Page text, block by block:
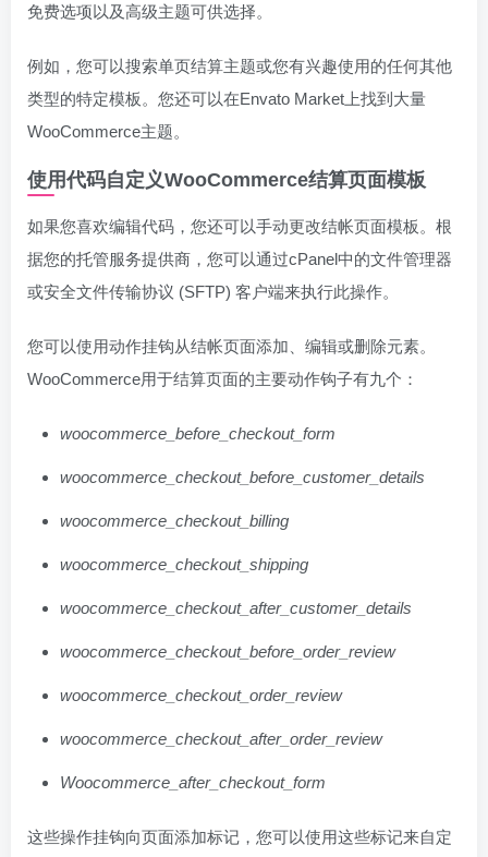
免费选项以及高级主题可供选择。
例如，您可以搜索单页结算主题或您有兴趣使用的任何其他
类型的特定模板。您还可以在Envato Market上找到大量
WooCommerce主题。
使用代码自定义WooCommerce结算页面模板
如果您喜欢编辑代码，您还可以手动更改结帐页面模板。根
据您的托管服务提供商，您可以通过cPanel中的文件管理器
或安全文件传输协议 (SFTP) 客户端来执行此操作。
您可以使用动作挂钩从结帐页面添加、编辑或删除元素。
WooCommerce用于结算页面的主要动作钩子有九个：
woocommerce_before_checkout_form
woocommerce_checkout_before_customer_details
woocommerce_checkout_billing
woocommerce_checkout_shipping
woocommerce_checkout_after_customer_details
woocommerce_checkout_before_order_review
woocommerce_checkout_order_review
woocommerce_checkout_after_order_review
Woocommerce_after_checkout_form
这些操作挂钩向页面添加标记，您可以使用这些标记来自定